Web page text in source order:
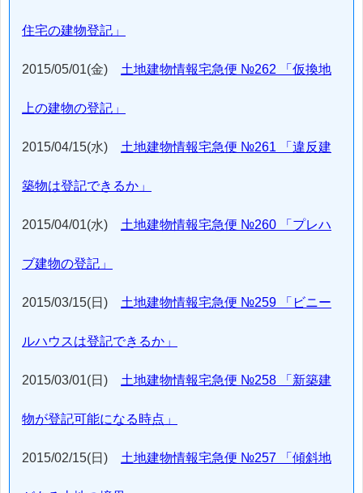
住宅の建物登記」
2015/05/01(金) 土地建物情報宅急便 №262 「仮換地
上の建物の登記」
2015/04/15(水) 土地建物情報宅急便 №261 「違反建
築物は登記できるか」
2015/04/01(水) 土地建物情報宅急便 №260 「プレハ
ブ建物の登記」
2015/03/15(日) 土地建物情報宅急便 №259 「ビニー
ルハウスは登記できるか」
2015/03/01(日) 土地建物情報宅急便 №258 「新築建
物が登記可能になる時点」
2015/02/15(日) 土地建物情報宅急便 №257 「傾斜地